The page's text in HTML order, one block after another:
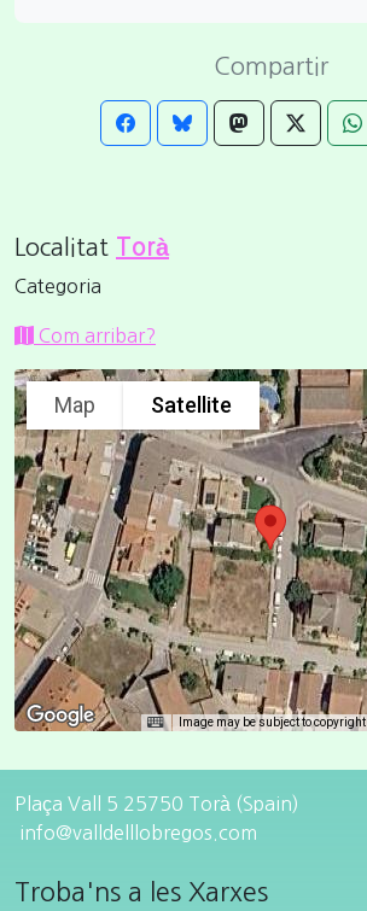
Compartir
Localitat Torà
Categoria
Com arribar?
Map Satellite
Image may be subject to copyright
Plaça Vall 5 25750 Torà (Spain)
info@valldelllobregos.com
Troba'ns a les Xarxes